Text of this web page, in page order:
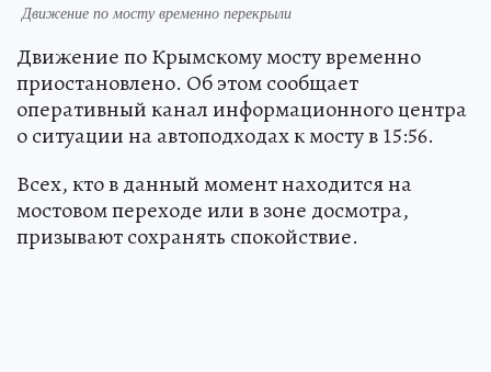
Движение по мосту временно перекрыли
Движение по Крымскому мосту временно
приостановлено. Об этом сообщает
оперативный канал информационного центра
о ситуации на автоподходах к мосту в 15:56.
Всех, кто в данный момент находится на
мостовом переходе или в зоне досмотра,
призывают сохранять спокойствие.